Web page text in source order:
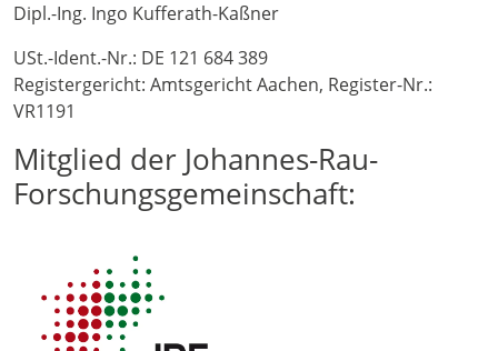
Dipl.-Ing. Ingo Kufferath-Kaßner
USt.-Ident.-Nr.: DE 121 684 389
Registergericht: Amtsgericht Aachen, Register-Nr.:
VR1191
Mitglied der Johannes-Rau-
Forschungsgemeinschaft: